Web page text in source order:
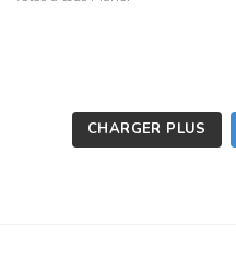
CHARGER PLUS